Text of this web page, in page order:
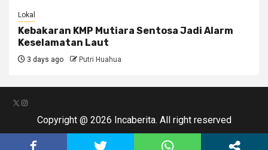
Lokal
Kebakaran KMP Mutiara Sentosa Jadi Alarm
Keselamatan Laut
3 days ago Putri Huahua
X Instagram
Copyright @ 2026 Incaberita. All right reserved